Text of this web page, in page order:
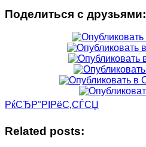
Поделиться с друзьями:
РќСЂР°РІРёС‚СЃСЏ
Related posts: